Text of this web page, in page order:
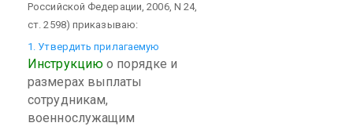
Российской Федерации, 2006, N 24,
ст. 2598) приказываю:
1. Утвердить прилагаемую
Инструкцию о порядке и
размерах выплаты
сотрудникам,
военнослужащим